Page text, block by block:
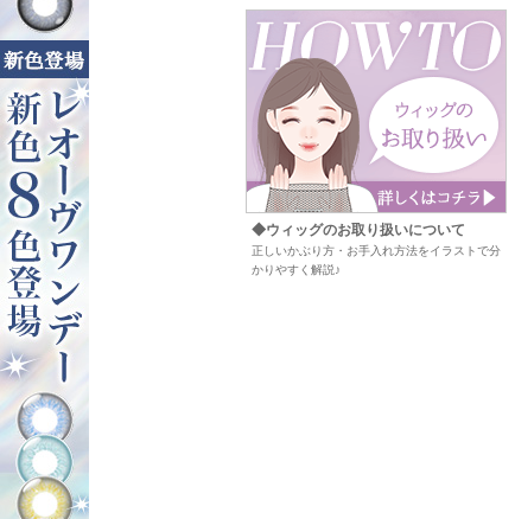
◆ウィッグのお取り扱いについて
正しいかぶり方・お手入れ方法をイラストで分
かりやすく解説♪